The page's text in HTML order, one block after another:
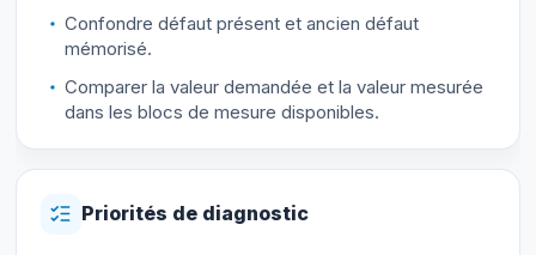
Confondre défaut présent et ancien défaut
mémorisé.
Comparer la valeur demandée et la valeur mesurée
dans les blocs de mesure disponibles.
Priorités de diagnostic